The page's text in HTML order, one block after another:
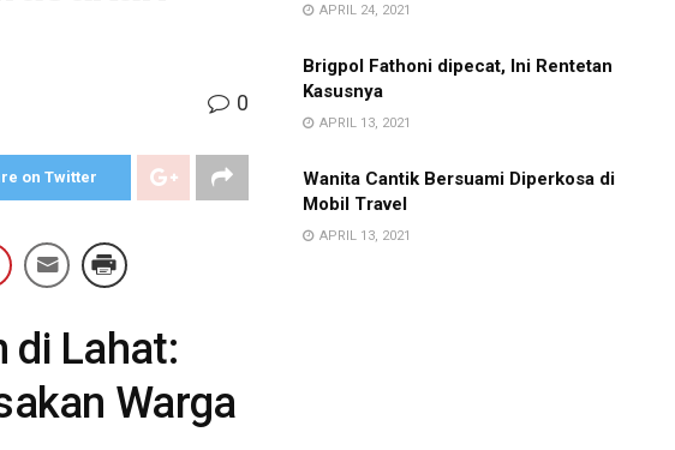
0
on Twitter
di Lahat:
Warga
APRIL 24, 2021
Brigpol Fathoni dipecat, Ini Rentetan
Kasusnya
APRIL 13, 2021
Wanita Cantik Bersuami Diperkosa di
Mobil Travel
APRIL 13, 2021